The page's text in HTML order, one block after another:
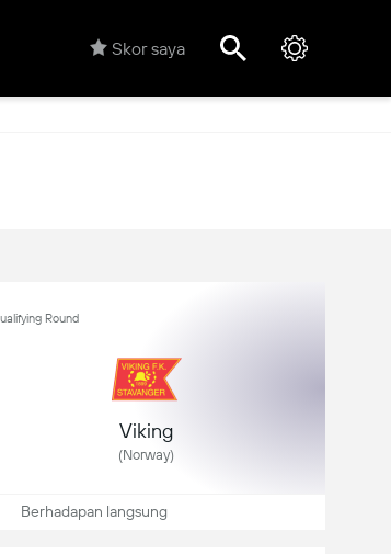
Skor saya
Round
Viking
(Norway)
Berhadapan langsung